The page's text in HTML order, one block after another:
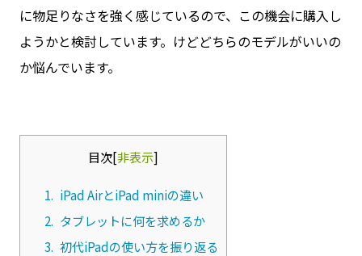
に物足りなさを強く感じているので、この機会に購入し
ようかと検討しています。けどどちらのモデルがいいの
か悩んでいます。
目次[非表示]
1. iPad AirとiPad miniの違い
2. タブレットに何を求めるか
3. 初代iPadの使い方を振り返る